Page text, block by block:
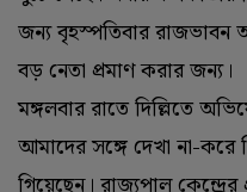
জন্য বৃহস্পতিবার রাজভাবন
বড় নেতা প্রমাণ করার জন্য।
মঙ্গলবার রাতে দিল্লিতে
আমাদের সঙ্গে দেখা না-করে